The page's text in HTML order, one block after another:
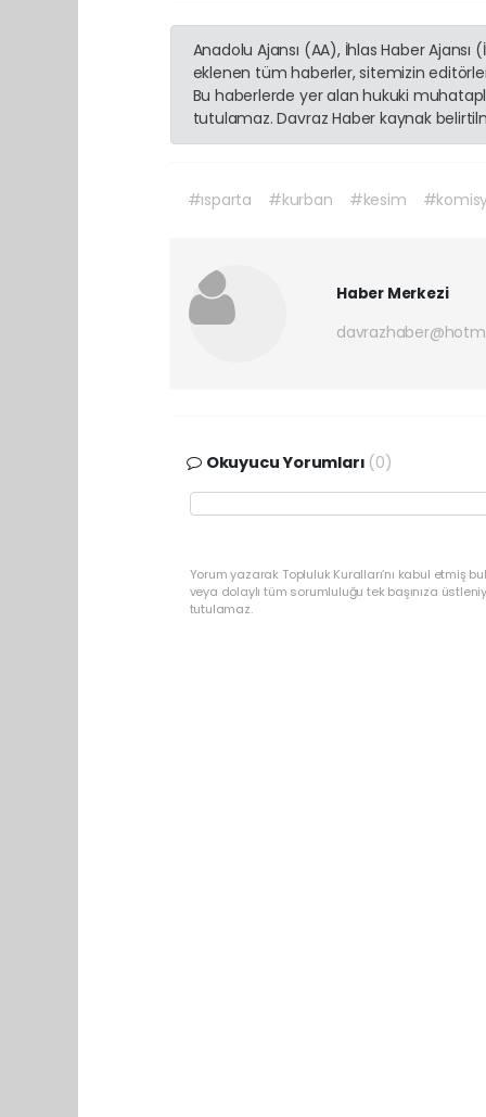
Anadolu Ajansı (AA), İhlas Haber
eklenen tüm haberler, sitemizin
Bu haberlerde yer alan hukuki
tutulamaz. Davraz Haber kaynak
#ısparta #kurban #kesim
Haber Merkezi
Okuyucu Yorumları (0)
Yorum yazarak Topluluk Kuralları’nı kabul etmiş
veya dolaylı tüm sorumluluğu tek başınıza
tutulamaz.